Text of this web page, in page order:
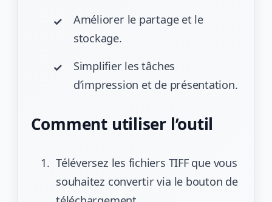
Améliorer le partage et le
stockage.
Simplifier les tâches
d’impression et de présentation.
Comment utiliser l’outil
Téléversez les fichiers TIFF que vous
souhaitez convertir via le bouton de